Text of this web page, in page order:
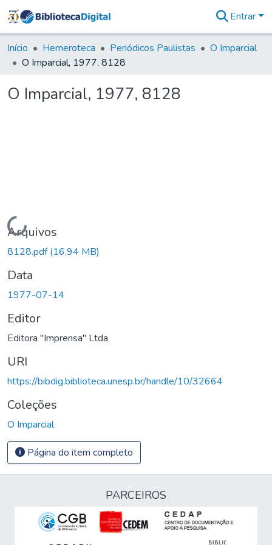
&
Coleções
Tudo na
Digital
Entrar
Início Hemeroteca Periódicos Paulistas
O Imparcial
O Imparcial, 1977, 8128
O Imparcial, 1977, 8128
Carregando...
Arquivos
8128.pdf(16,94 MB)
Data
1977-07-14
Editor
Editora "Imprensa" Ltda
URI
https://bibdig.biblioteca.unesp.br/handle/10/32664
Coleções
O Imparcial
Página do item completo
PARCEIROS